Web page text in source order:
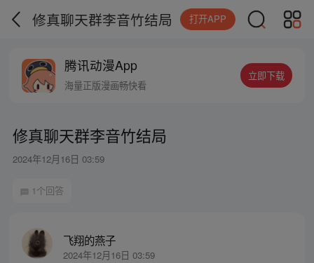
修真聊天群李音竹结局 打开APP
腾讯动漫App
海量正版漫画畅快看
立即下载
修真聊天群李音竹结局
2024年12月16日 03:59
1个回答
飞翔的燕子
2024年12月16日 03:59